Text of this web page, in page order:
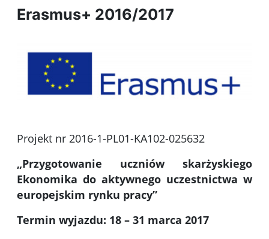
Erasmus+ 2016/2017
Projekt nr 2016-1-PL01-KA102-025632
„Przygotowanie uczniów skarżyskiego
Ekonomika do aktywnego uczestnictwa w
europejskim rynku pracy”
Termin wyjazdu: 18 – 31 marca 2017